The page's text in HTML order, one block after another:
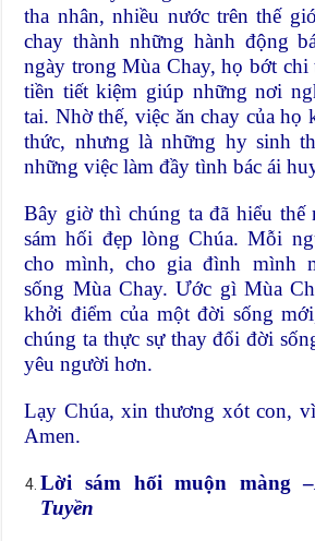
tha nhân, nhiều nước trên thế
chay thành những hành động
ngày trong Mùa Chay, họ bớt
tiền tiết kiệm giúp những nơi
tai. Nhờ thế, việc ăn chay của họ
thức, nhưng là những hy sinh
những việc làm đầy tình bác ái
Bây giờ thì chúng ta đã hiểu thế
sám hối đẹp lòng Chúa. Mỗi
cho mình, cho gia đình mình
sống Mùa Chay. Ước gì Mùa
khởi điểm của một đời sống
chúng ta thực sự thay đổi đời
yêu người hơn.
Lạy Chúa, xin thương xót con,
Amen.
Lời sám hối muộn màng –
Tuyền